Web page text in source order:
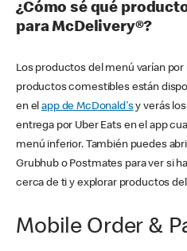
¿Cómo sé qué
para McDelivery®?
Los productos del menú varían
productos comestibles están
en elapp de McDonald'sy verás
entrega por Uber Eats en el app
menú inferior. También puedes
Grubhub o Postmates para ver si
cerca de ti y explorar productos
Mobile Order &